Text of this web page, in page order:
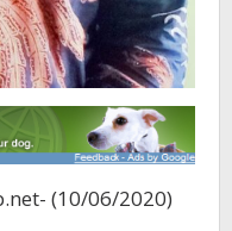
(10/06/2020)